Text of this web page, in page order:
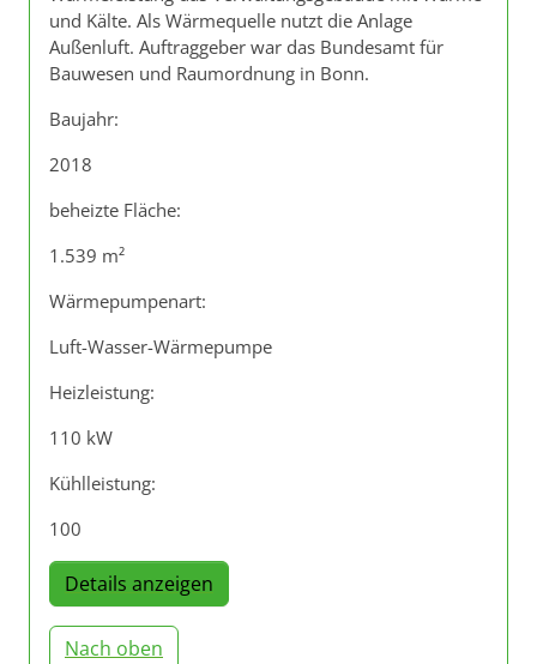
und Kälte. Als Wärmequelle nutzt die Anlage
Außenluft. Auftraggeber war das Bundesamt für
Bauwesen und Raumordnung in Bonn.
Baujahr:
2018
beheizte Fläche:
1.539 m²
Wärmepumpenart:
Luft-Wasser-Wärmepumpe
Heizleistung:
110 kW
Kühlleistung:
100
Details anzeigen
Nach oben